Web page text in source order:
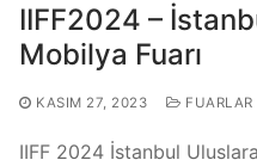
IIFF2024 –
Mobilya Fuarı
KASIM 27, 2023 FUARLAR
IIFF 2024 İstanbul